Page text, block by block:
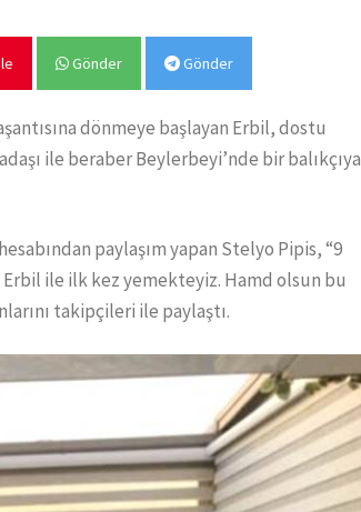
Gönder Gönder
dönmeye başlayan Erbil, dostu
ile beraber Beylerbeyi’nde bir balıkçıya
hesabından paylaşım yapan Stelyo Pipis, “9
Erbil ile ilk kez yemekteyiz. Hamd olsun bu
takipçileri ile paylaştı.